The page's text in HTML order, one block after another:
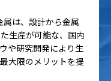
は、設計から金属
生産が可能な、国内
や研究開発により生
大限のメリットを提